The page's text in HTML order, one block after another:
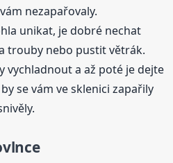
nezapařovaly.
unikat, je dobré nechat
trouby nebo pustit větrák.
vychladnout a až poté je dejte
se vám ve sklenici zapařily